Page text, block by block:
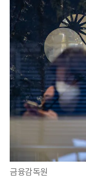
금융감독원